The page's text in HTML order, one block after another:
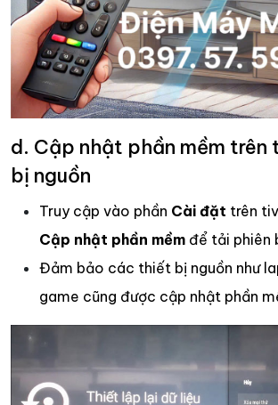
d. Cập nhật phần mềm
bị nguồn
Truy cập vào phần Cài đặt trên
Cập nhật phần mềm để tải phiên
Đảm bảo các thiết bị nguồn như
game cũng được cập nhật phần